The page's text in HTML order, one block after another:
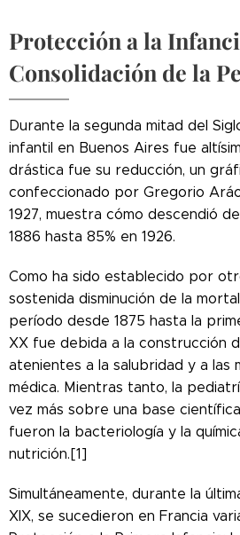
Protección a la
Consolidación de la
Durante la segunda mitad del
infantil en Buenos Aires fue
drástica fue su reducción, un
confeccionado por Gregorio
1927, muestra cómo descendió
1886 hasta 85% en 1926.
Como ha sido establecido por
sostenida disminución de la
período desde 1875 hasta la
XX fue debida a la construcción
atenientes a la salubridad y a las
médica. Mientras tanto, la
vez más sobre una base
fueron la bacteriología y la
nutrición.[1]
Simultáneamente, durante la
XIX, se sucedieron en Francia